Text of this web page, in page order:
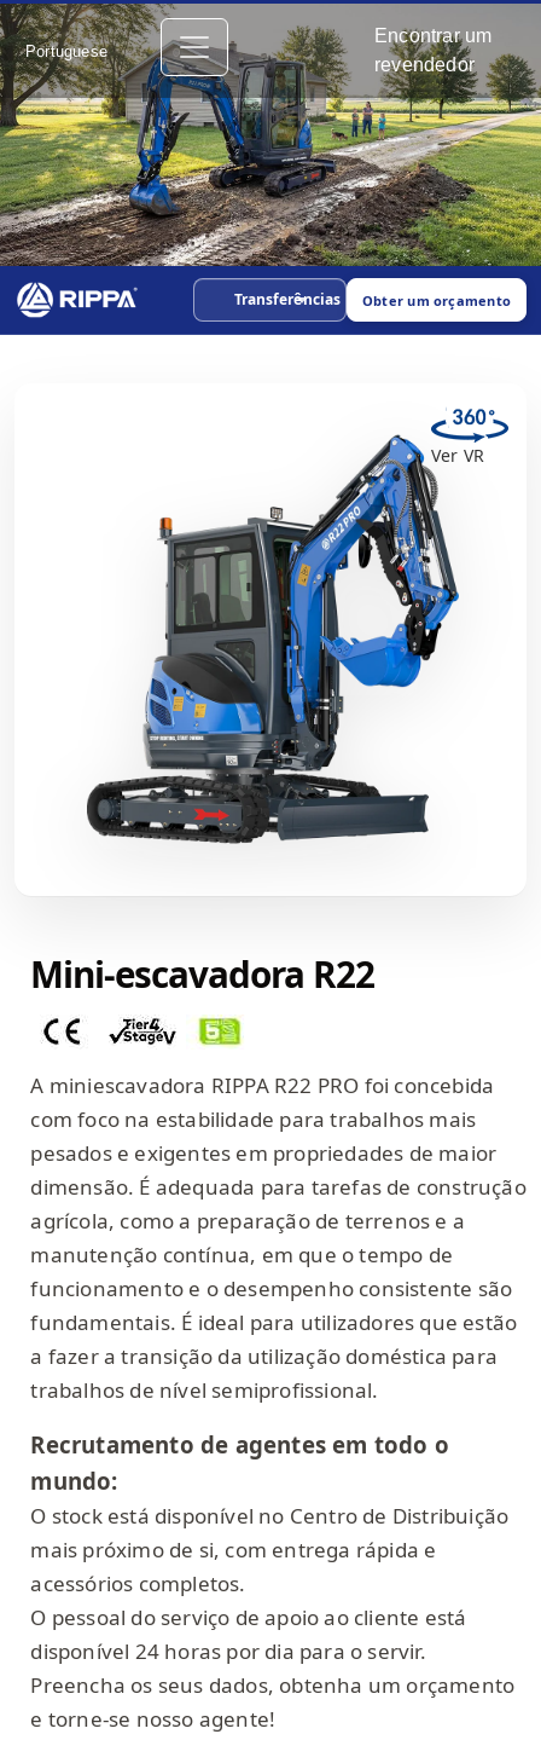
Portuguese
Encontrar um
revendedor
Transferências Obter um orçamento
Ver VR
Mini-escavadora R22
A miniescavadora RIPPA R22 PRO foi concebida
com foco na estabilidade para trabalhos mais
pesados e exigentes em propriedades de maior
dimensão. É adequada para tarefas de construção
agrícola, como a preparação de terrenos e a
manutenção contínua, em que o tempo de
funcionamento e o desempenho consistente são
fundamentais. É ideal para utilizadores que estão
a fazer a transição da utilização doméstica para
trabalhos de nível semiprofissional.
Recrutamento de agentes em todo o
mundo:
O stock está disponível no Centro de Distribuição
mais próximo de si, com entrega rápida e
acessórios completos.
O pessoal do serviço de apoio ao cliente está
disponível 24 horas por dia para o servir.
Preencha os seus dados, obtenha um orçamento
e torne-se nosso agente!